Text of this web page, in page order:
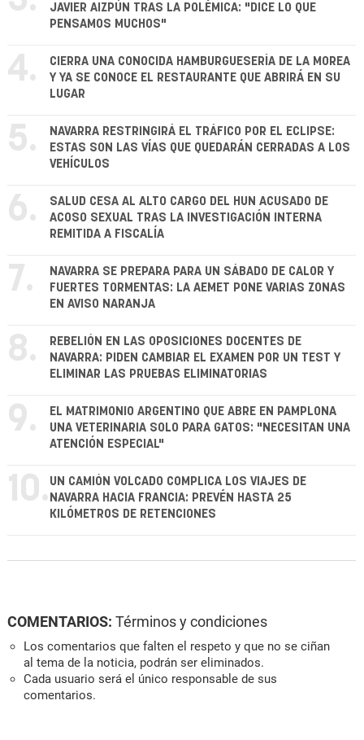
JAVIER AIZPÚN TRAS LA POLÉMICA: "DICE LO QUE
PENSAMOS MUCHOS"
4.
CIERRA UNA CONOCIDA HAMBURGUESERÍA DE LA MOREA
Y YA SE CONOCE EL RESTAURANTE QUE ABRIRÁ EN SU
LUGAR
5.
NAVARRA RESTRINGIRÁ EL TRÁFICO POR EL ECLIPSE:
ESTAS SON LAS VÍAS QUE QUEDARÁN CERRADAS A LOS
VEHÍCULOS
6.
SALUD CESA AL ALTO CARGO DEL HUN ACUSADO DE
ACOSO SEXUAL TRAS LA INVESTIGACIÓN INTERNA
REMITIDA A FISCALÍA
7.
NAVARRA SE PREPARA PARA UN SÁBADO DE CALOR Y
FUERTES TORMENTAS: LA AEMET PONE VARIAS ZONAS
EN AVISO NARANJA
8.
REBELIÓN EN LAS OPOSICIONES DOCENTES DE
NAVARRA: PIDEN CAMBIAR EL EXAMEN POR UN TEST Y
ELIMINAR LAS PRUEBAS ELIMINATORIAS
9.
EL MATRIMONIO ARGENTINO QUE ABRE EN PAMPLONA
UNA VETERINARIA SOLO PARA GATOS: "NECESITAN UNA
ATENCIÓN ESPECIAL"
10. UN CAMIÓN VOLCADO COMPLICA LOS VIAJES DE
NAVARRA HACIA FRANCIA: PREVÉN HASTA 25
KILÓMETROS DE RETENCIONES
COMENTARIOS: Términos y condiciones
Los comentarios que falten el respeto y que no se ciñan
al tema de la noticia, podrán ser eliminados.
Cada usuario será el único responsable de sus
comentarios.